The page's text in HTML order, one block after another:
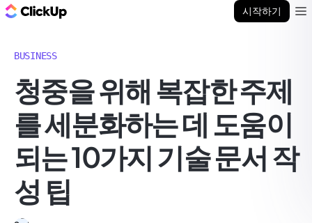
시작하기
BUSINESS
청중을 위해 복잡한 주제
를 세분화하는 데 도움이
되는 10가지 기술 문서 작
성 팁